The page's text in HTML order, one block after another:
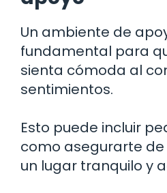
Un ambiente de
fundamental para
sienta cómoda al
sentimientos.
Esto puede incluir
como asegurarte
un lugar tranquilo y